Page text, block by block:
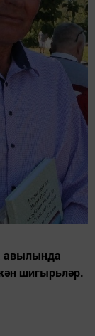
авылында
шигырьләр.